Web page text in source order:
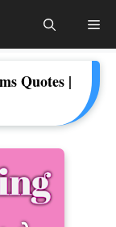
Quotes |